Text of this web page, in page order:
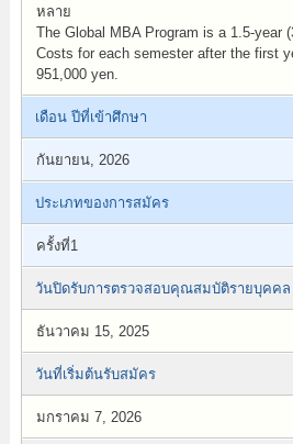
หลาย
The Global MBA Program is a 1.5-year
Costs for each semester after the first
951,000 yen.
เดือน ปีที่เข้าศึกษา
กันยายน, 2026
ประเภทของการสมัคร
ครั้งที่1
วันปิดรับการตรวจสอบคุณสมบัติรายบุคคล
ธันวาคม 15, 2025
วันที่เริ่มต้นรับสมัคร
มกราคม 7, 2026